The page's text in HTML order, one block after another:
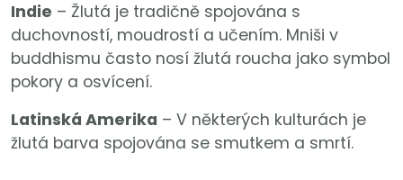
Indie – Žlutá je tradičně spojována s
duchovností, moudrostí a učením. Mniši v
buddhismu často nosí žlutá roucha jako symbol
pokory a osvícení.
Latinská Amerika – V některých kulturách je
žlutá barva spojována se smutkem a smrtí.